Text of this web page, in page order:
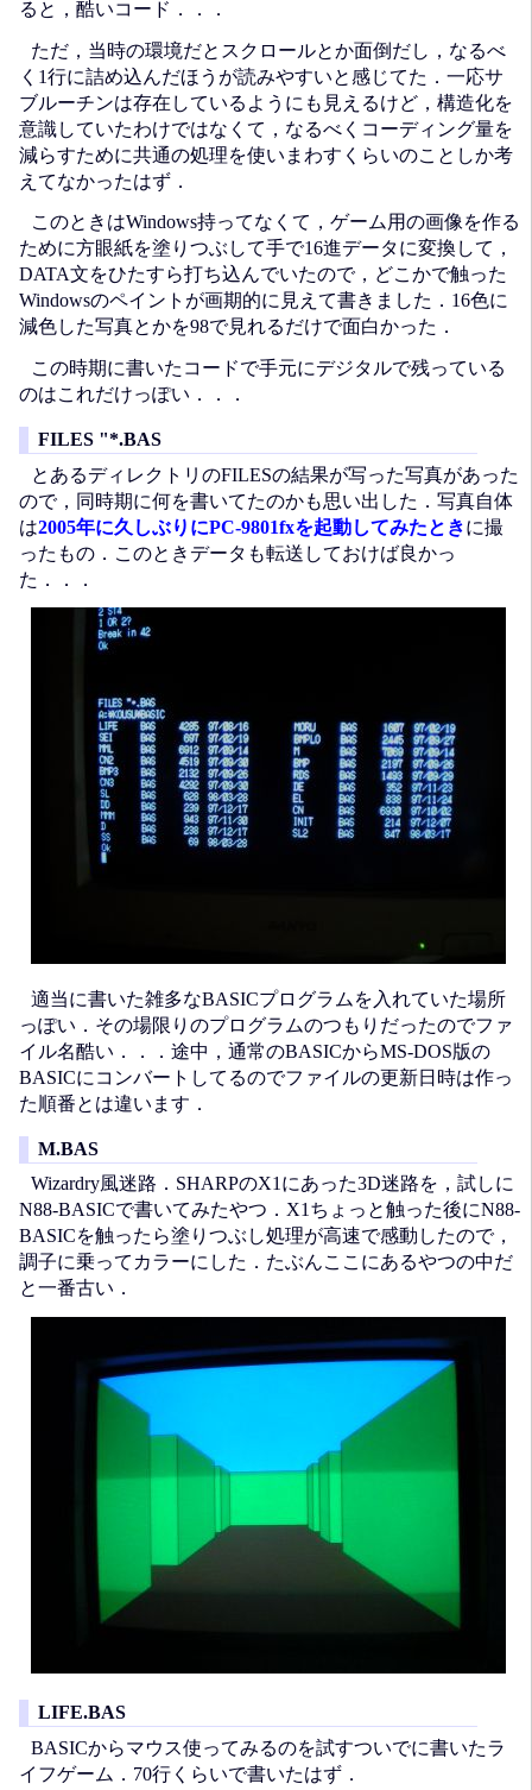
ると，酷いコード．．．
ただ，当時の環境だとスクロールとか面倒だし，なるべ
く1行に詰め込んだほうが読みやすいと感じてた．一応サ
ブルーチンは存在しているようにも見えるけど，構造化を
意識していたわけではなくて，なるべくコーディング量を
減らすために共通の処理を使いまわすくらいのことしか考
えてなかったはず．
このときはWindows持ってなくて，ゲーム用の画像を作る
ために方眼紙を塗りつぶして手で16進データに変換して，
DATA文をひたすら打ち込んでいたので，どこかで触った
Windowsのペイントが画期的に見えて書きました．16色に
減色した写真とかを98で見れるだけで面白かった．
この時期に書いたコードで手元にデジタルで残っている
のはこれだけっぽい．．．
FILES "*.BAS
とあるディレクトリのFILESの結果が写った写真があった
ので，同時期に何を書いてたのかも思い出した．写真自体
は2005年に久しぶりにPC-9801fxを起動してみたときに撮
ったもの．このときデータも転送しておけば良かっ
た．．．
適当に書いた雑多なBASICプログラムを入れていた場所
っぽい．その場限りのプログラムのつもりだったのでファ
イル名酷い．．．途中，通常のBASICからMS-DOS版の
BASICにコンバートしてるのでファイルの更新日時は作っ
た順番とは違います．
M.BAS
Wizardry風迷路．SHARPのX1にあった3D迷路を，試しに
N88-BASICで書いてみたやつ．X1ちょっと触った後にN88-
BASICを触ったら塗りつぶし処理が高速で感動したので，
調子に乗ってカラーにした．たぶんここにあるやつの中だ
と一番古い．
LIFE.BAS
BASICからマウス使ってみるのを試すついでに書いたラ
イフゲーム．70行くらいで書いたはず．